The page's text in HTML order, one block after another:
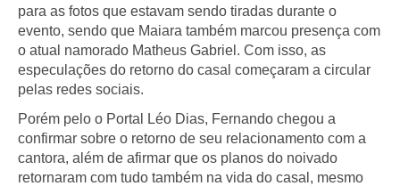
para as fotos que estavam sendo tiradas durante o
evento, sendo que Maiara também marcou presença com
o atual namorado Matheus Gabriel. Com isso, as
especulações do retorno do casal começaram a circular
pelas redes sociais.
Porém pelo o Portal Léo Dias, Fernando chegou a
confirmar sobre o retorno de seu relacionamento com a
cantora, além de afirmar que os planos do noivado
retornaram com tudo também na vida do casal, mesmo